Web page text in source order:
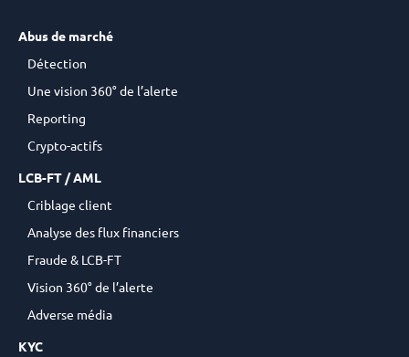
Abus de marché
Détection
Une vision 360° de l’alerte
Reporting
Crypto-actifs
LCB-FT / AML
Criblage client
Analyse des flux financiers
Fraude & LCB-FT
Vision 360° de l’alerte
Adverse média
KYC